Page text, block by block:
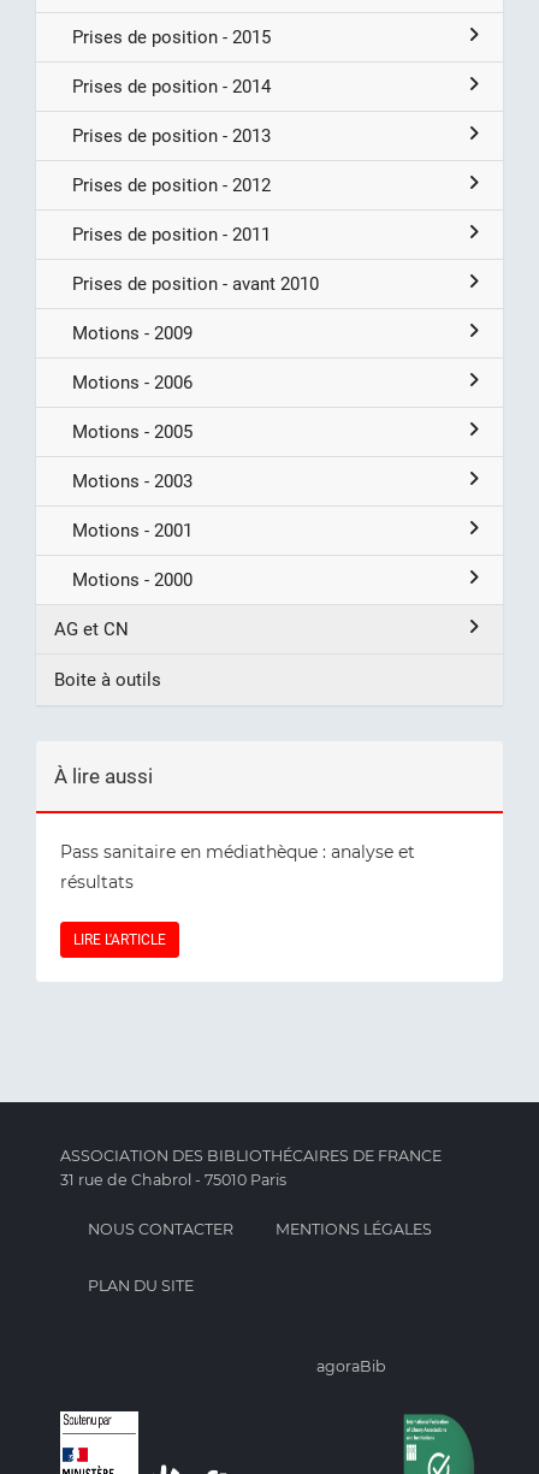
Prises de position - 2015
Prises de position - 2014
Prises de position - 2013
Prises de position - 2012
Prises de position - 2011
Prises de position - avant 2010
Motions - 2009
Motions - 2006
Motions - 2005
Motions - 2003
Motions - 2001
Motions - 2000
AG et CN
Boite à outils
À lire aussi
Pass sanitaire en médiathèque : analyse et
résultats
LIRE L'ARTICLE
ASSOCIATION DES BIBLIOTHÉCAIRES DE FRANCE
31 rue de Chabrol - 75010 Paris
NOUS CONTACTER MENTIONS LÉGALES
PLAN DU SITE
agoraBib